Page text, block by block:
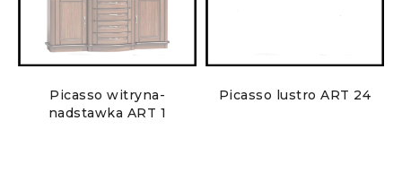
Picasso witryna-
nadstawka ART 1
Picasso lustro ART 24